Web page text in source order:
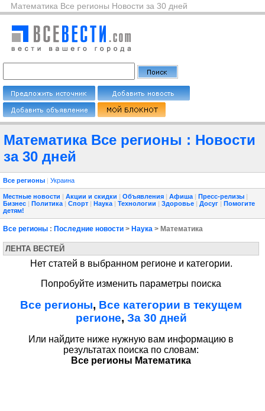
Математика Все регионы Новости за 30 дней
Математика Все регионы : Новости
за 30 дней
Все регионы | Украина
Местные новости | Акции и скидки | Объявления | Афиша | Пресс-релизы |
Бизнес | Политика | Спорт | Наука | Технологии | Здоровье | Досуг | Помогите
детям!
Все регионы : Последние новости > Наука > Математика
ЛЕНТА ВЕСТЕЙ
Нет статей в выбранном регионе и категории.
Попробуйте изменить параметры поиска
Все регионы, Все категории в текущем
регионе, За 30 дней
Или найдите ниже нужную вам информацию в
результатах поиска по словам:
Все регионы Математика